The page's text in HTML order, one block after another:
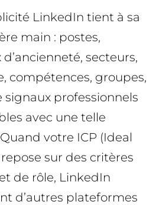
LinkedIn tient à sa
main : postes,
secteurs,
compétences, groupes,
signaux professionnels
avec une telle
votre ICP (Ideal
sur des critères
de rôle, LinkedIn
d’autres plateformes